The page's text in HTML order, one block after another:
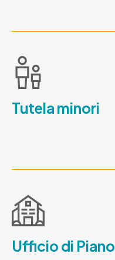
Tutela minori
Ufficio di Piano